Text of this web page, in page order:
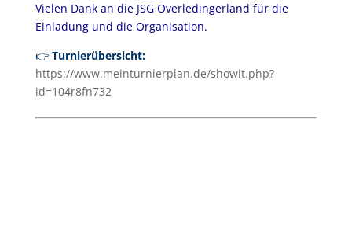
Vielen Dank an die JSG Overledingerland für die
Einladung und die Organisation.
👉 Turnierübersicht:
https://www.meinturnierplan.de/showit.php?
id=104r8fn732